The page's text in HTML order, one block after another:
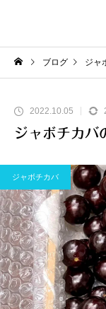
ブログ ジャ
2022.10.05
ジャボチカバ
ジャボチカバ